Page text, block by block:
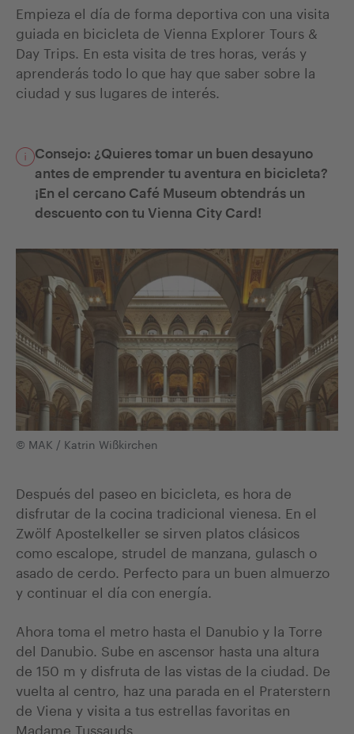
Empieza el día de forma deportiva con una visita
guiada en bicicleta de Vienna Explorer Tours &
Day Trips. En esta visita de tres horas, verás y
aprenderás todo lo que hay que saber sobre la
ciudad y sus lugares de interés.
Consejo: ¿Quieres tomar un buen desayuno
antes de emprender tu aventura en bicicleta?
¡En el cercano Café Museum obtendrás un
descuento con tu Vienna City Card!
© MAK / Katrin Wißkirchen
Después del paseo en bicicleta, es hora de
disfrutar de la cocina tradicional vienesa. En el
Zwölf Apostelkeller se sirven platos clásicos
como escalope, strudel de manzana, gulasch o
asado de cerdo. Perfecto para un buen almuerzo
y continuar el día con energía.
Ahora toma el metro hasta el Danubio y la Torre
del Danubio. Sube en ascensor hasta una altura
de 150 m y disfruta de las vistas de la ciudad. De
vuelta al centro, haz una parada en el Praterstern
de Viena y visita a tus estrellas favoritas en
Madame Tussauds.